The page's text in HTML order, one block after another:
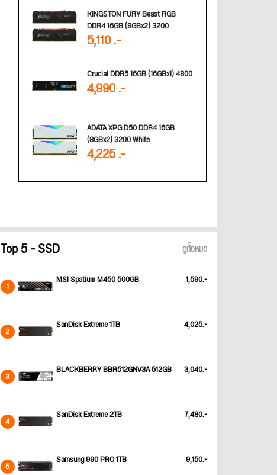
KINGSTON FURY Beast RGB
DDR4 16GB (8GBx2) 3200
5,110 .-
Crucial DDR5 16GB (16GBx1) 4800
4,990 .-
ADATA XPG D50 DDR4 16GB
(8GBx2) 3200 White
4,225 .-
Top 5 - SSD ดูทั้งหมด
1 MSI Spatium M450 500GB 1,590.-
2 SanDisk Extreme 1TB 4,025.-
3 BLACKBERRY BBR512GNV3A 512GB 3,040.-
4 SanDisk Extreme 2TB 7,480.-
5 Samsung 990 PRO 1TB 9,150.-